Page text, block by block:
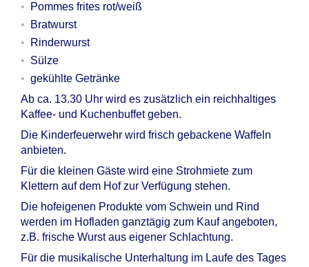
Pommes frites rot/weiß
Bratwurst
Rinderwurst
Sülze
gekühlte Getränke
Ab ca. 13.30 Uhr wird es zusätzlich ein reichhaltiges
Kaffee- und Kuchenbuffet geben.
Die Kinderfeuerwehr wird frisch gebackene Waffeln
anbieten.
Für die kleinen Gäste wird eine Strohmiete zum
Klettern auf dem Hof zur Verfügung stehen.
Die hofeigenen Produkte vom Schwein und Rind
werden im Hofladen ganztägig zum Kauf angeboten,
z.B. frische Wurst aus eigener Schlachtung.
Für die musikalische Unterhaltung im Laufe des Tages